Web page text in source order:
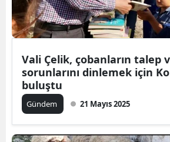
Vali Çelik, çobanların talep
sorunlarını dinlemek için
buluştu
Gündem 21 Mayıs 2025